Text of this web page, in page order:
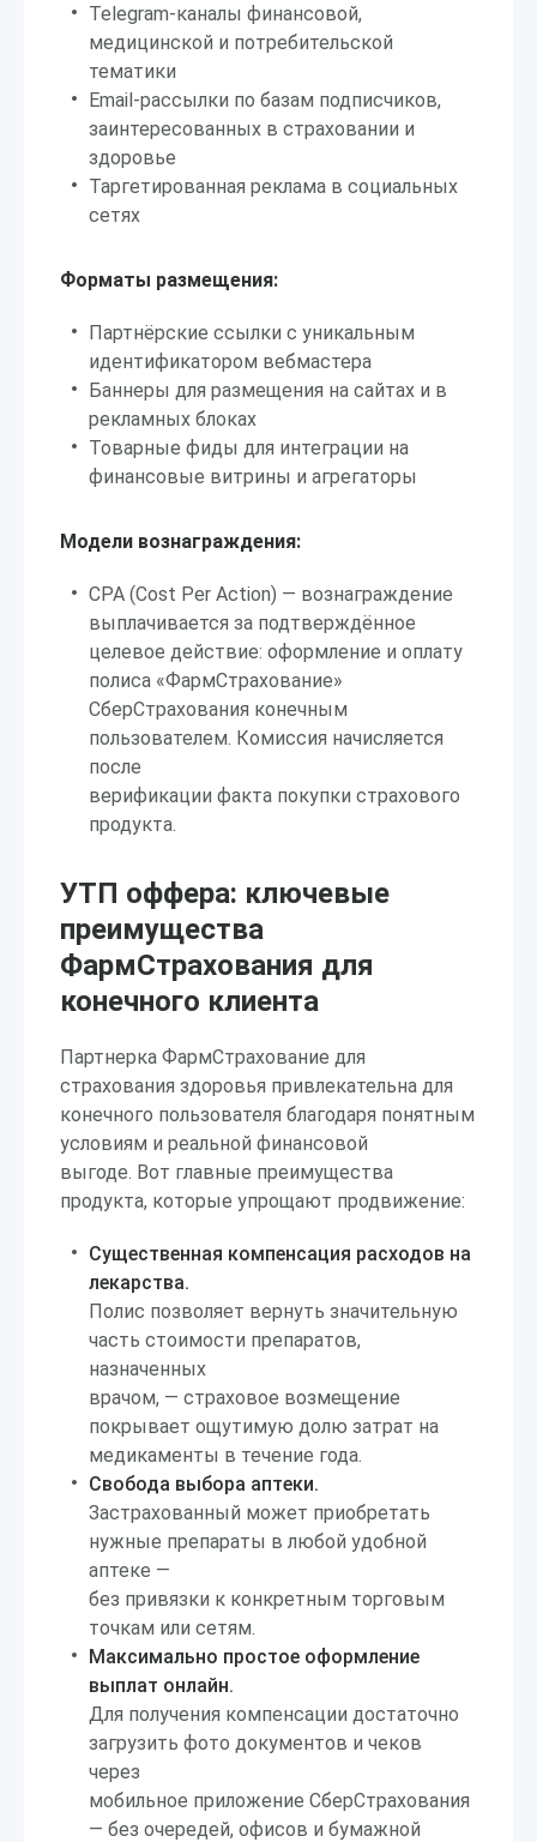
Telegram-каналы финансовой,
медицинской и потребительской
тематики
Email-рассылки по базам подписчиков,
заинтересованных в страховании и
здоровье
Таргетированная реклама в социальных
сетях
Форматы размещения:
Партнёрские ссылки с уникальным
идентификатором вебмастера
Баннеры для размещения на сайтах и в
рекламных блоках
Товарные фиды для интеграции на
финансовые витрины и агрегаторы
Модели вознаграждения:
CPA (Cost Per Action) — вознаграждение
выплачивается за подтверждённое
целевое действие: оформление и оплату
полиса «ФармСтрахование»
СберСтрахования конечным
пользователем. Комиссия начисляется
после
верификации факта покупки страхового
продукта.
УТП оффера: ключевые
преимущества
ФармСтрахования для
конечного клиента
Партнерка ФармСтрахование для
страхования здоровья привлекательна для
конечного пользователя благодаря понятным
условиям и реальной финансовой
выгоде. Вот главные преимущества
продукта, которые упрощают продвижение:
Существенная компенсация расходов на
лекарства.
Полис позволяет вернуть значительную
часть стоимости препаратов,
назначенных
врачом, — страховое возмещение
покрывает ощутимую долю затрат на
медикаменты в течение года.
Свобода выбора аптеки.
Застрахованный может приобретать
нужные препараты в любой удобной
аптеке —
без привязки к конкретным торговым
точкам или сетям.
Максимально простое оформление
выплат онлайн.
Для получения компенсации достаточно
загрузить фото документов и чеков
через
мобильное приложение СберСтрахования
— без очередей, офисов и бумажной